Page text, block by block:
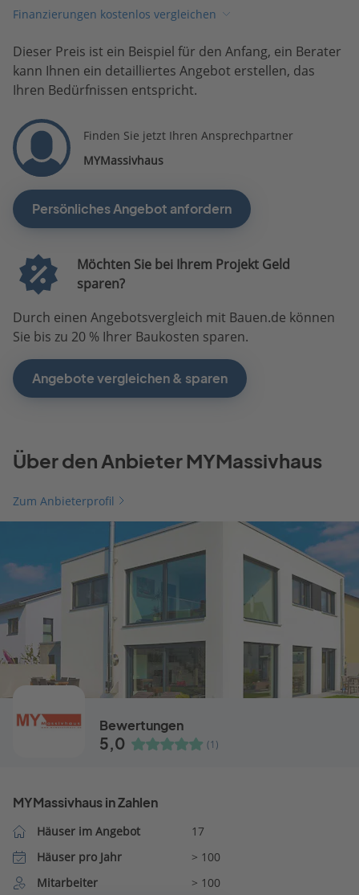
Finanzierungen kostenlos vergleichen
Dieser Preis ist ein Beispiel für den Anfang, ein Berater
kann Ihnen ein detailliertes Angebot erstellen, das
Ihren Bedürfnissen entspricht.
Finden Sie jetzt Ihren Ansprechpartner
MYMassivhaus
Persönliches Angebot anfordern
Möchten Sie bei Ihrem Projekt Geld
sparen?
Durch einen Angebotsvergleich mit Bauen.de können
Sie bis zu 20 % Ihrer Baukosten sparen.
Angebote vergleichen & sparen
Über den Anbieter MYMassivhaus
Zum Anbieterprofil
Bewertungen
5,0 (1)
MYMassivhaus in Zahlen
Häuser im Angebot
17
Häuser pro Jahr
> 100
Mitarbeiter
> 100